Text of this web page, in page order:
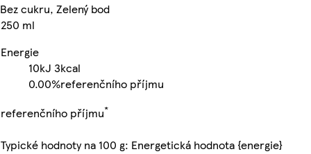
Bez cukru, Zelený bod
250 ml
Energie
10kJ 3kcal
0.00%referenčního příjmu
referenčního příjmu*
Typické hodnoty na 100 g: Energetická hodnota {energie}